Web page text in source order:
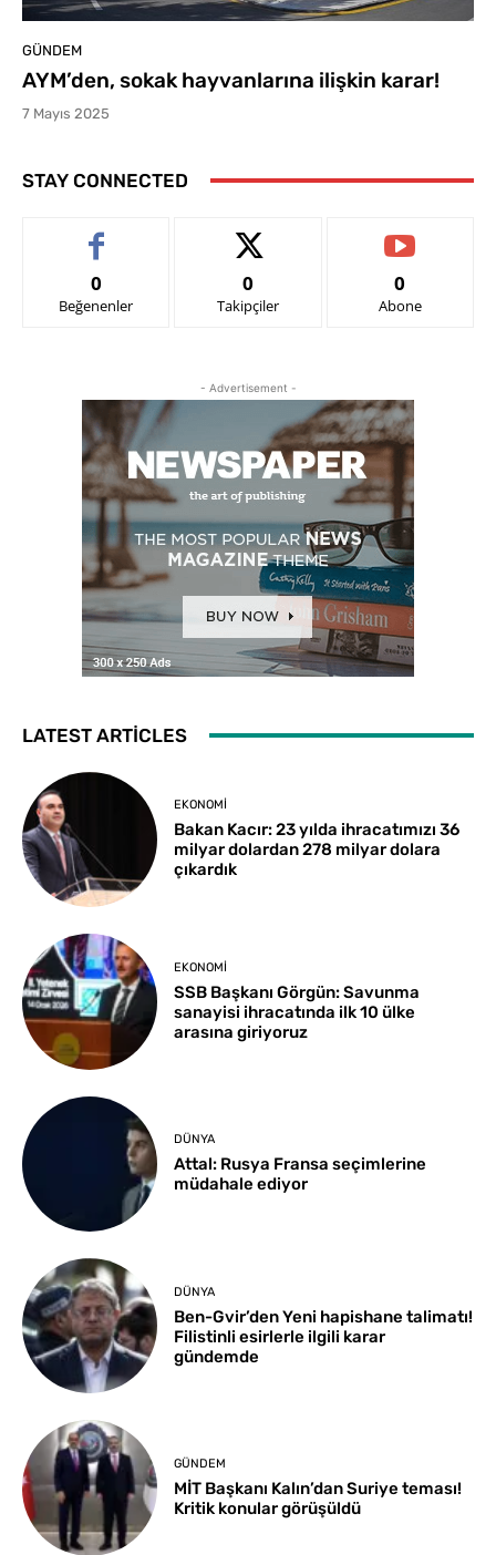
GÜNDEM
AYM’den, sokak hayvanlarına ilişkin karar!
7 Mayıs 2025
STAY CONNECTED
0
Beğenenler
0
Takipçiler
0
Abone
- Advertisement -
LATEST ARTICLES
EKONOMI
Bakan Kacır: 23 yılda ihracatımızı 36
milyar dolardan 278 milyar dolara
çıkardık
EKONOMI
SSB Başkanı Görgün: Savunma
sanayisi ihracatında ilk 10 ülke
arasına giriyoruz
DÜNYA
Attal: Rusya Fransa seçimlerine
müdahale ediyor
DÜNYA
Ben-Gvir’den Yeni hapishane talimatı!
Filistinli esirlerle ilgili karar
gündemde
GÜNDEM
MİT Başkanı Kalın’dan Suriye teması!
Kritik konular görüşüldü